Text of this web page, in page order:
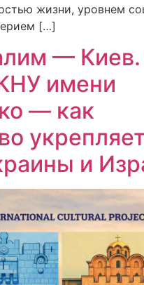
жизни, уровнем
[…]
—
имени
— как
укрепляет
и